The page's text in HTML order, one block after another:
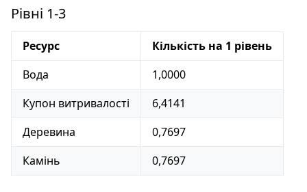
Рівні 1-3
Ресурс
Кількість на 1 рівень
Вода
1,0000
Купон витривалості
6,4141
Деревина
0,7697
Камінь
0,7697